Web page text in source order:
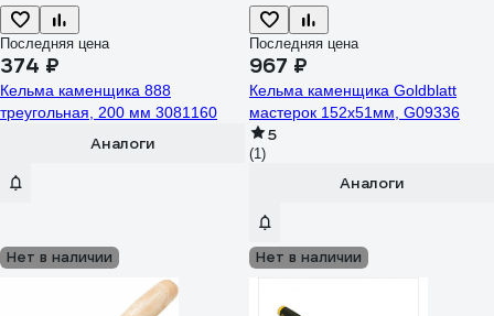
Последняя цена
374 ₽
Кельма каменщика 888
треугольная, 200 мм 3081160
Аналоги
Последняя цена
967 ₽
Кельма каменщика Goldblatt
мастерок 152x51мм, G09336
5
(1)
Аналоги
Нет в наличии Нет в наличии